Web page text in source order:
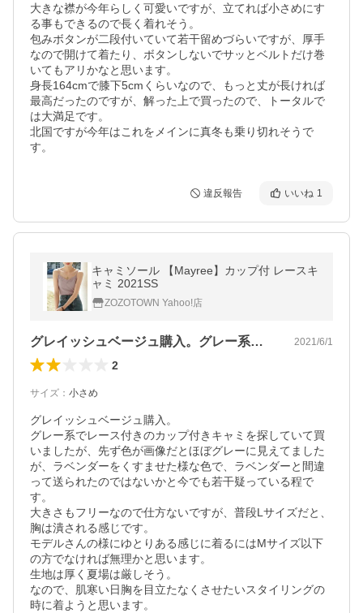
大きな襟が今年らしく可愛いですが、立てれば小さめにす
る事もできるので長く着れそう。
包みボタンが二段付いていて若干留めづらいですが、厚手
なので開けて着たり、ボタンしないでサッとベルトだけ巻
いてもアリかなと思います。
身長164cmで膝下5cmくらいなので、もっと丈が長ければ
最高だったのですが、解った上で買ったので、トータルで
は大満足です。
北国ですが今年はこれをメインに真冬も乗り切れそうで
す。
違反報告 いいね 1
キャミソール 【Mayree】カップ付 レースキ
ャミ 2021SS
ZOZOTOWN Yahoo!店
グレイッシュベージュ購入。グレー系でレ… 2021/6/1
2
サイズ ： 小さめ
グレイッシュベージュ購入。
グレー系でレース付きのカップ付きキャミを探していて買
いましたが、先ず色が画像だとほぼグレーに見えてました
が、ラベンダーをくすませた様な色で、ラベンダーと間違
って送られたのではないかと今でも若干疑っている程で
す。
大きさもフリーなので仕方ないですが、普段Lサイズだと、
胸は潰される感じです。
モデルさんの様にゆとりある感じに着るにはMサイズ以下
の方でなければ無理かと思います。
生地は厚く夏場は厳しそう。
なので、肌寒い日胸を目立たなくさせたいスタイリングの
時に着ようと思います。